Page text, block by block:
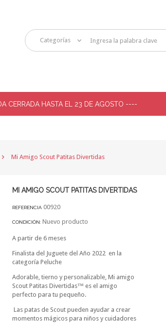
Categorías
CERRADA HASTA EL 23 DE AGOSTO ----
Mi Amigo Scout Patitas Divertidas
MI AMIGO SCOUT PATITAS DIVERTIDAS
REFERENCIA 00920
CONDICIÓN: Nuevo producto
A partir de 6 meses
Finalista del Juguete del Año 2022 en la
categoría Peluche
Adorable, tierno y personalizable, Mi amigo
Scout Patitas Divertidas™ es el amigo
perfecto para tu pequeño.
Las patas de Scout pueden ayudar a crear
momentos mágicos para niños y cuidadores